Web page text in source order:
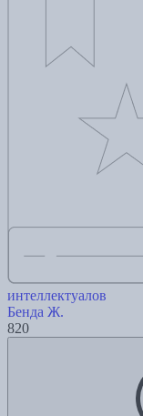
интеллектуалов
Бенда Ж.
820